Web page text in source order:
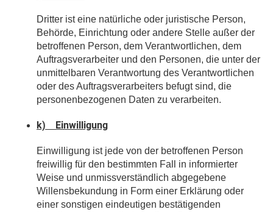
Dritter ist eine natürliche oder juristische Person,
Behörde, Einrichtung oder andere Stelle außer der
betroffenen Person, dem Verantwortlichen, dem
Auftragsverarbeiter und den Personen, die unter der
unmittelbaren Verantwortung des Verantwortlichen
oder des Auftragsverarbeiters befugt sind, die
personenbezogenen Daten zu verarbeiten.
k) Einwilligung
Einwilligung ist jede von der betroffenen Person
freiwillig für den bestimmten Fall in informierter
Weise und unmissverständlich abgegebene
Willensbekundung in Form einer Erklärung oder
einer sonstigen eindeutigen bestätigenden